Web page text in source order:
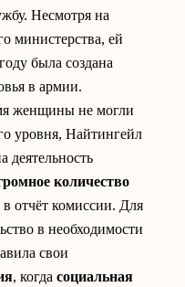
Несмотря на
министерства, ей
была создана
в армии.
женщины не могли
уровня, Найтингейл
деятельность
количество
отчёт комиссии. Для
в необходимости
свои
, когда социальная